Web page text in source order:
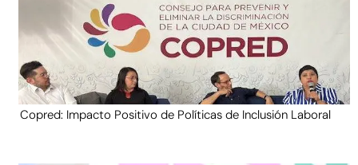
Copred: Impacto Positivo de Políticas de Inclusión Laboral